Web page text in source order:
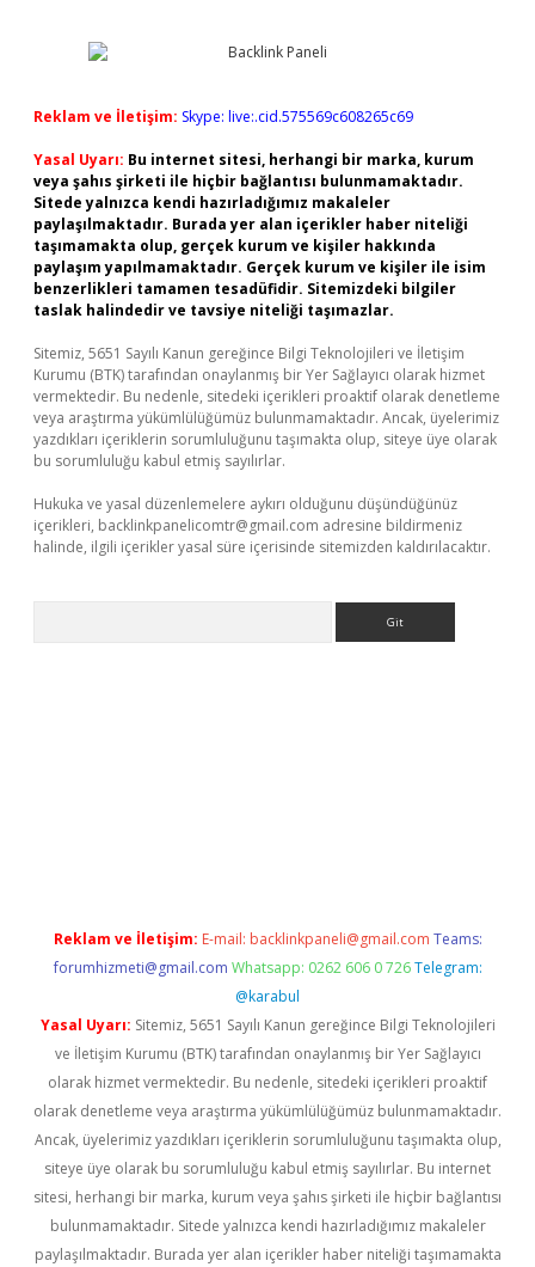
Reklam ve İletişim: Skype: live:.cid.575569c608265c69
Yasal Uyarı: Bu internet sitesi, herhangi bir marka, kurum
veya şahıs şirketi ile hiçbir bağlantısı bulunmamaktadır.
Sitede yalnızca kendi hazırladığımız makaleler
paylaşılmaktadır. Burada yer alan içerikler haber niteliği
taşımamakta olup, gerçek kurum ve kişiler hakkında
paylaşım yapılmamaktadır. Gerçek kurum ve kişiler ile isim
benzerlikleri tamamen tesadüfidir. Sitemizdeki bilgiler
taslak halindedir ve tavsiye niteliği taşımazlar.
Sitemiz, 5651 Sayılı Kanun gereğince Bilgi Teknolojileri ve İletişim
Kurumu (BTK) tarafından onaylanmış bir Yer Sağlayıcı olarak hizmet
vermektedir. Bu nedenle, sitedeki içerikleri proaktif olarak denetleme
veya araştırma yükümlülüğümüz bulunmamaktadır. Ancak, üyelerimiz
yazdıkları içeriklerin sorumluluğunu taşımakta olup, siteye üye olarak
bu sorumluluğu kabul etmiş sayılırlar.
Hukuka ve yasal düzenlemelere aykırı olduğunu düşündüğünüz
içerikleri, backlinkpanelicomtr@gmail.com adresine bildirmeniz
halinde, ilgili içerikler yasal süre içerisinde sitemizden kaldırılacaktır.
Reklam ve İletişim: E-mail: backlinkpaneli@gmail.com Teams:
forumhizmeti@gmail.com Whatsapp: 0262 606 0 726 Telegram:
@karabul
Yasal Uyarı: Sitemiz, 5651 Sayılı Kanun gereğince Bilgi Teknolojileri
ve İletişim Kurumu (BTK) tarafından onaylanmış bir Yer Sağlayıcı
olarak hizmet vermektedir. Bu nedenle, sitedeki içerikleri proaktif
olarak denetleme veya araştırma yükümlülüğümüz bulunmamaktadır.
Ancak, üyelerimiz yazdıkları içeriklerin sorumluluğunu taşımakta olup,
siteye üye olarak bu sorumluluğu kabul etmiş sayılırlar. Bu internet
sitesi, herhangi bir marka, kurum veya şahıs şirketi ile hiçbir bağlantısı
bulunmamaktadır. Sitede yalnızca kendi hazırladığımız makaleler
paylaşılmaktadır. Burada yer alan içerikler haber niteliği taşımamakta